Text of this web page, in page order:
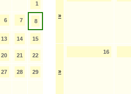
1
6 7 8
13 14 15
20 21 22
27 28 29
»
»
16